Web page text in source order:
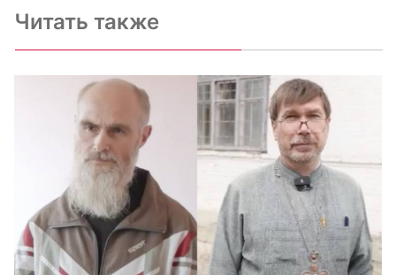
Читать также